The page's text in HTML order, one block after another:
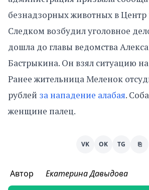
безнадзорных животных в Центр
Следком возбудил уголовное
дошла до главы ведомства
Бастрыкина. Он взял ситуацию
Ранее жительница Меленок
рублей за нападение алабая.
женщине палец.
VK OK TG ⎘
Автор Екатерина Давыдова